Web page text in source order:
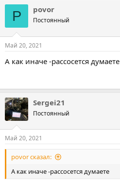
P povor
Постоянный
Май 20, 2021
А как иначе -рассосется думаете
Sergei21
Постоянный
Май 20, 2021
povor сказал:
А как иначе -рассосется думаете